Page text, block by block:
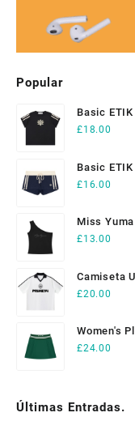
Popular
Basic
£18.00
Basic
£16.00
Miss
ETIK
£13.00
Camiseta
£20.00
Women's
£24.00
Últimas Entradas.